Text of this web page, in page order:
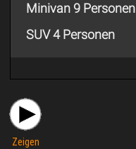
Minivan 9 Personen
SUV 4 Personen
Zeigen